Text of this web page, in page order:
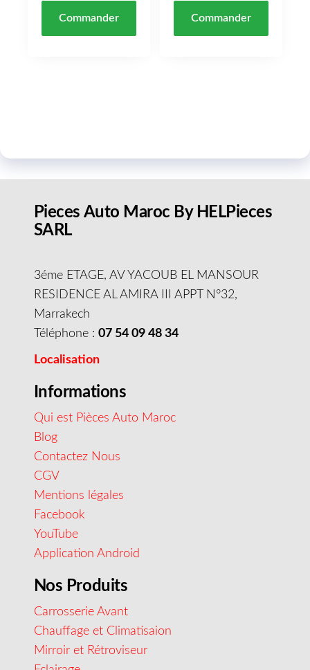
Commander Commander
Pieces Auto Maroc By HELPieces
SARL
3éme ETAGE, AV YACOUB EL MANSOUR
RESIDENCE AL AMIRA III APPT N°32,
Marrakech
Téléphone : 07 54 09 48 34
Localisation
Informations
Qui est Pièces Auto Maroc
Blog
Contactez Nous
CGV
Mentions légales
Facebook
YouTube
Application Android
Nos Produits
Carrosserie Avant
Chauffage et Climatisaion
Mirroir et Rétroviseur